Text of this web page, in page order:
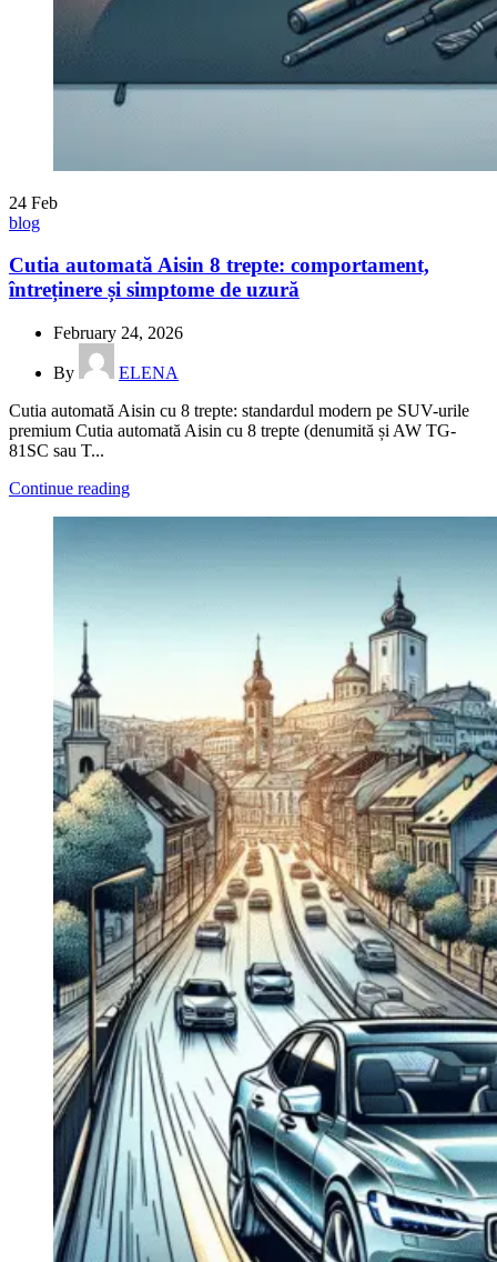
24 Feb
blog
Cutia automată Aisin 8 trepte: comportament,
întreținere și simptome de uzură
February 24, 2026
By
ELENA
Cutia automată Aisin cu 8 trepte: standardul modern pe SUV-urile
premium Cutia automată Aisin cu 8 trepte (denumită și AW TG-
81SC sau T...
Continue reading